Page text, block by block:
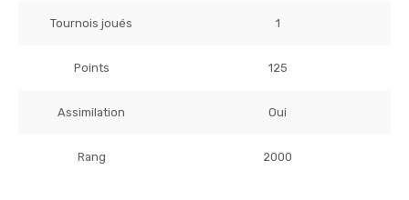
Tournois joués 1
Points 125
Assimilation Oui
Rang 2000